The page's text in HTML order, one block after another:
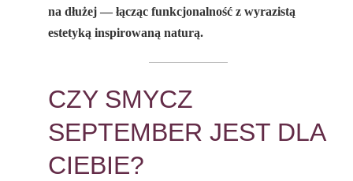
na dłużej — łącząc funkcjonalność z wyrazistą
estetyką inspirowaną naturą.
CZY SMYCZ
SEPTEMBER JEST DLA
CIEBIE?